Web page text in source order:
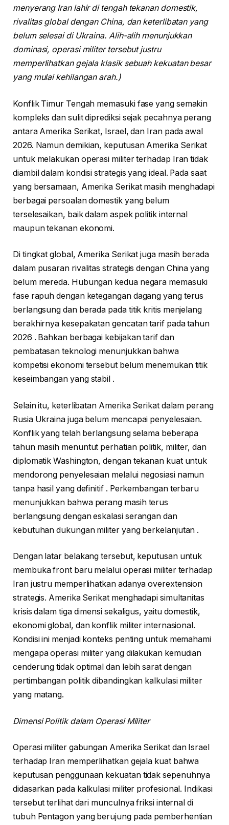
menyerang Iran lahir di tengah tekanan domestik,
rivalitas global dengan China, dan keterlibatan yang
belum selesai di Ukraina. Alih-alih menunjukkan
dominasi, operasi militer tersebut justru
memperlihatkan gejala klasik sebuah kekuatan besar
yang mulai kehilangan arah.)
Konflik Timur Tengah memasuki fase yang semakin
kompleks dan sulit diprediksi sejak pecahnya perang
antara Amerika Serikat, Israel, dan Iran pada awal
2026. Namun demikian, keputusan Amerika Serikat
untuk melakukan operasi militer terhadap Iran tidak
diambil dalam kondisi strategis yang ideal. Pada saat
yang bersamaan, Amerika Serikat masih menghadapi
berbagai persoalan domestik yang belum
terselesaikan, baik dalam aspek politik internal
maupun tekanan ekonomi.
Di tingkat global, Amerika Serikat juga masih berada
dalam pusaran rivalitas strategis dengan China yang
belum mereda. Hubungan kedua negara memasuki
fase rapuh dengan ketegangan dagang yang terus
berlangsung dan berada pada titik kritis menjelang
berakhirnya kesepakatan gencatan tarif pada tahun
2026 . Bahkan berbagai kebijakan tarif dan
pembatasan teknologi menunjukkan bahwa
kompetisi ekonomi tersebut belum menemukan titik
keseimbangan yang stabil .
Selain itu, keterlibatan Amerika Serikat dalam perang
Rusia Ukraina juga belum mencapai penyelesaian.
Konflik yang telah berlangsung selama beberapa
tahun masih menuntut perhatian politik, militer, dan
diplomatik Washington, dengan tekanan kuat untuk
mendorong penyelesaian melalui negosiasi namun
tanpa hasil yang definitif . Perkembangan terbaru
menunjukkan bahwa perang masih terus
berlangsung dengan eskalasi serangan dan
kebutuhan dukungan militer yang berkelanjutan .
Dengan latar belakang tersebut, keputusan untuk
membuka front baru melalui operasi militer terhadap
Iran justru memperlihatkan adanya overextension
strategis. Amerika Serikat menghadapi simultanitas
krisis dalam tiga dimensi sekaligus, yaitu domestik,
ekonomi global, dan konflik militer internasional.
Kondisi ini menjadi konteks penting untuk memahami
mengapa operasi militer yang dilakukan kemudian
cenderung tidak optimal dan lebih sarat dengan
pertimbangan politik dibandingkan kalkulasi militer
yang matang.
Dimensi Politik dalam Operasi Militer
Operasi militer gabungan Amerika Serikat dan Israel
terhadap Iran memperlihatkan gejala kuat bahwa
keputusan penggunaan kekuatan tidak sepenuhnya
didasarkan pada kalkulasi militer profesional. Indikasi
tersebut terlihat dari munculnya friksi internal di
tubuh Pentagon yang berujung pada pemberhentian